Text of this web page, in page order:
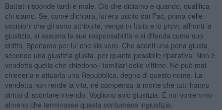
Battisti risponde tardi e male. Ciò che diciamo e quando, qualifica
chi siamo. Se, come dichiara, lui era uscito dai Pac, prima delle
uccisioni che gli sono attribuite, venga in Italia e lo provi, affronti la
giustizia, si assuma le sue responsabilità e si difenda come suo
diritto. Speriamo per lui che sia vero. Che sconti una pena giusta,
secondo una giustizia giusta, per quanto possibile riparativa. Non è
vendetta quella che chiedono i familiari delle vittime. Né può mai
chiederla e attuarla una Repubblica, degna di questo nome. La
vendetta non rende la vita, né compensa la morte che tutti hanno
diritto di scontare vivendo. Vogliono solo giustizia. E noi vorremmo
almeno che terminasse questa contumace ingiustizia.